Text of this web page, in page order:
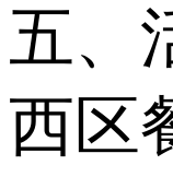
五、
西区